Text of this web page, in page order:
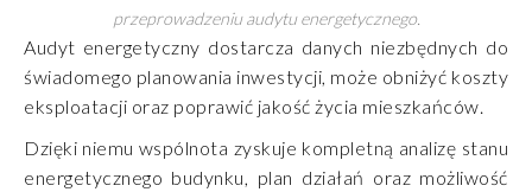
przeprowadzeniu audytu energetycznego.
Audyt energetyczny dostarcza danych niezbędnych do
świadomego planowania inwestycji, może obniżyć koszty
eksploatacji oraz poprawić jakość życia mieszkańców.
Dzięki niemu wspólnota zyskuje kompletną analizę stanu
energetycznego budynku, plan działań oraz możliwość